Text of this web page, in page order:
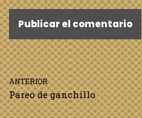
ANTERIOR
Pareo de ganchillo